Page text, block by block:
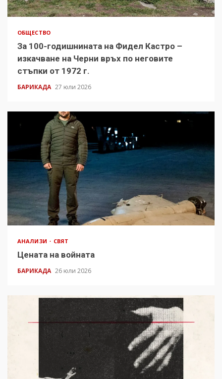
ОБЩЕСТВО
За 100-годишнината на Фидел Кастро –
изкачване на Черни връх по неговите
стъпки от 1972 г.
БАРИКАДА 27 юли 2026
АНАЛИЗИ СВЯТ
Цената на войната
БАРИКАДА 26 юли 2026